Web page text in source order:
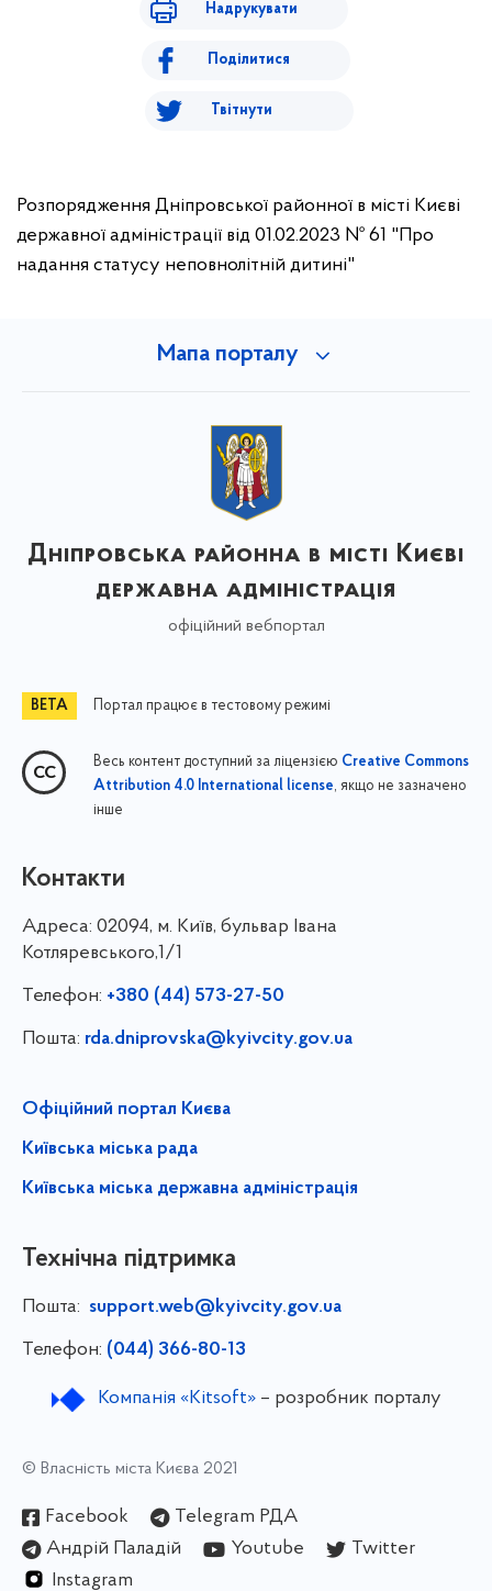
Надрукувати
Поділитися
Твітнути
Розпорядження Дніпровської районної в місті Києві
державної адміністрації від 01.02.2023 № 61 "Про
надання статусу неповнолітній дитині"
Мапа порталу
Дніпровська районна в місті Києві
державна адміністрація
офіційний вебпортал
Портал працює в тестовому режимі
Весь контент доступний за ліцензією Creative Commons
Attribution 4.0 International license, якщо не зазначено
інше
Контакти
Адреса: 02094, м. Київ, бульвар Івана
Котляревського,1/1
Телефон: +380 (44) 573-27-50
Пошта: rda.dniprovska@kyivcity.gov.ua
Офіційний портал Києва
Київська міська рада
Київська міська державна адміністрація
Технічна підтримка
Пошта: support.web@kyivcity.gov.ua
Телефон: (044) 366-80-13
Компанія «Kitsoft»– розробник порталу
© Власність міста Києва 2021
Facebook
Telegram РДА
Андрій Паладій
Youtube
Twitter
Instagram